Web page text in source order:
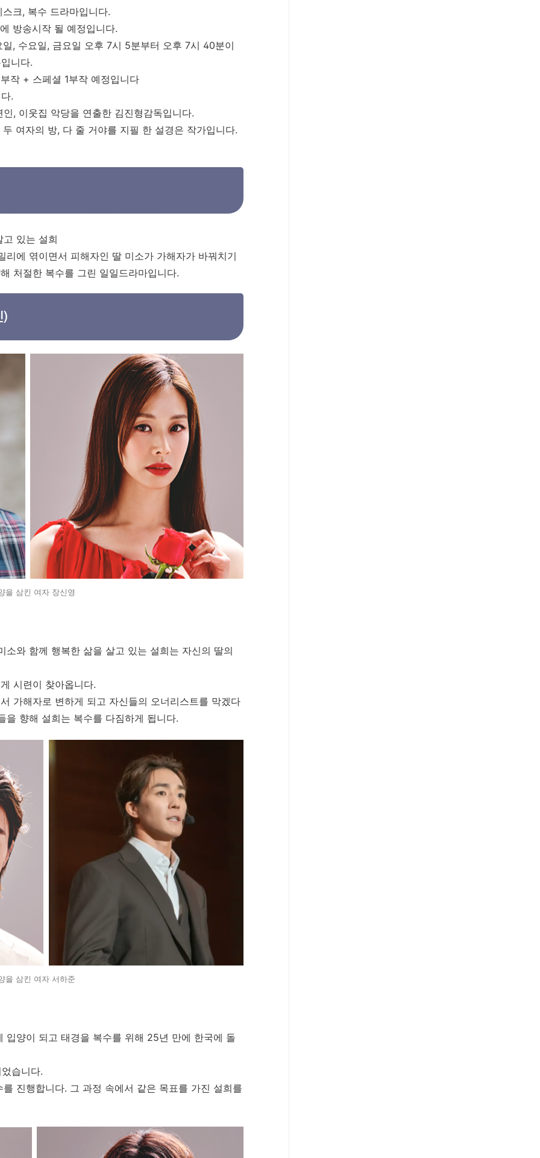
크, 복수 드라마입니다.
방송시작 될 예정입니다.
, 수요일, 금요일 오후 7시 5분부터 오후 7시 40분이
니다.
작 + 스페셜 1부작 예정입니다
.
, 이웃집 악당을 연출한 김진형감독입니다.
여자의 방, 다 줄 거야를 지필 한 설경은 작가입니다.
있는 설희
에 엮이면서 피해자인 딸 미소가 가해자가 바꿔치기
처절한 복수를 그린 일일드라마입니다.
)
을 삼킨 여자 장신영
소와 함께 행복한 삶을 살고 있는 설희는 자신의 딸의
시련이 찾아옵니다.
가해자로 변하게 되고 자신들의 오너리스트를 막겠다
향해 설희는 복수를 다짐하게 됩니다.
을 삼킨 여자 서하준
입양이 되고 태경을 복수를 위해 25년 만에 한국에 돌
습니다.
진행합니다. 그 과정 속에서 같은 목표를 가진 설희를